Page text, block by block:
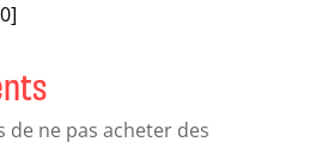
de ne pas acheter des